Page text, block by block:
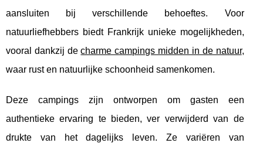
aansluiten bij verschillende behoeftes. Voor
natuurliefhebbers biedt Frankrijk unieke mogelijkheden,
vooral dankzij decharme campings midden in de natuur,
waar rust en natuurlijke schoonheid samenkomen.
Deze campings zijn ontworpen om gasten een
authentieke ervaring te bieden, ver verwijderd van de
drukte van het dagelijks leven. Ze variëren van